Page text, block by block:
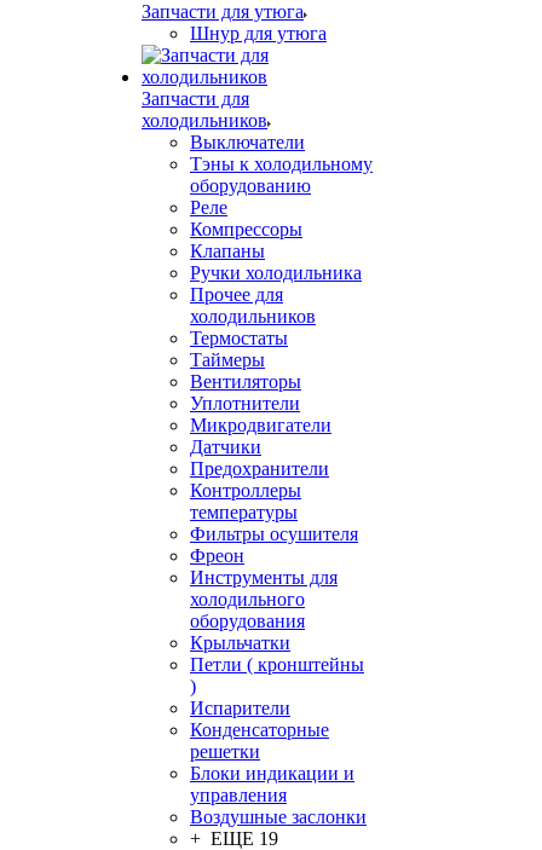
Запчасти для утюга
Шнур для утюга
Запчасти для
холодильников
Выключатели
Тэны к холодильному
оборудованию
Реле
Компрессоры
Клапаны
Ручки холодильника
Прочее для
холодильников
Термостаты
Таймеры
Вентиляторы
Уплотнители
Микродвигатели
Датчики
Предохранители
Контроллеры
температуры
Фильтры осушителя
Фреон
Инструменты для
холодильного
оборудования
Крыльчатки
Петли ( кронштейны
)
Испарители
Конденсаторные
решетки
Блоки индикации и
управления
Воздушные заслонки
+ ЕЩЕ 19